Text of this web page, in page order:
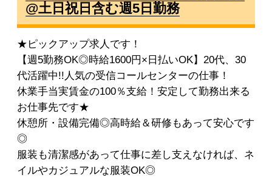
@土日祝日含む週5日勤務
★ピックアップ求人です！
【週5勤務OK◎時給1600円×日払いOK】20代、30
代活躍中!!人気の受信コールセンターの仕事！
休業手当実賃金の100％支給！安定して勤務出来る
お仕事先です★
休憩所・設備完備◎高時給＆研修もあって安心です
◎
服装も清潔感があって仕事に差し支えなければ、ネ
イルやカジュアルな服装OK◎